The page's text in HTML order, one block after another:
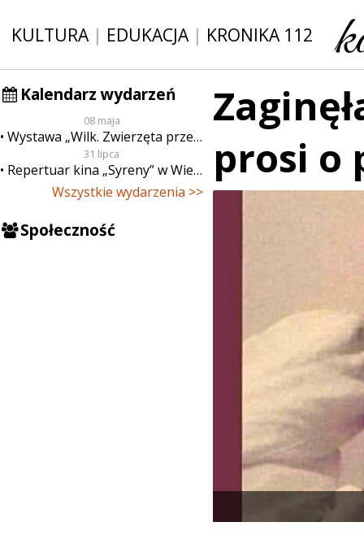
KULTURA| EDUKACJA| KRONIKA 112
Kalendarz wydarzeń
08 maja
Wystawa „Wilk. Zwierzęta przeklęte”
31 lipca
Repertuar kina „Syreny” w Wieluniu w dn. od 31 lipca do 6 sierpnia
Wszystkie wydarzenia >>
Społeczność
prosi o